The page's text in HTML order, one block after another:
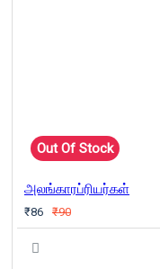
Out Of Stock
அலங்காரப்ரியர்கள்
₹86 ₹90